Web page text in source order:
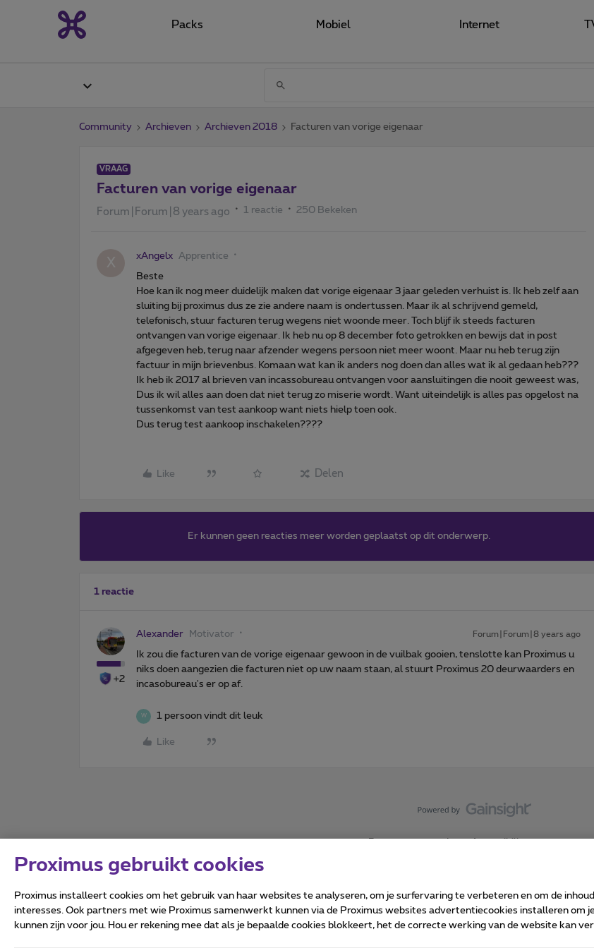
Packs Mobiel Internet
Community Archieven Archieven 2018 Facturen van vorige eigenaar
VRAAG
Facturen van vorige eigenaar
Forum|Forum|8 years ago 1 reactie 250 Bekeken
X xAngelx Apprentice
Beste
Hoe kan ik nog meer duidelijk maken dat vorige eigenaar 3 jaar geleden verhuist is. Ik heb zelf aan
sluiting bij proximus dus ze zie andere naam is ondertussen. Maar ik al schrijvend gemeld,
telefonisch, stuur facturen terug wegens niet woonde meer. Toch blijf ik steeds facturen
ontvangen van vorige eigenaar. Ik heb nu op 8 december foto getrokken en bewijs dat in post
afgegeven heb, terug naar afzender wegens persoon niet meer woont. Maar nu heb terug zijn
factuur in mijn brievenbus. Komaan wat kan ik anders nog doen dan alles wat ik al gedaan heb???
Ik heb ik 2017 al brieven van incassobureau ontvangen voor aansluitingen die nooit geweest was,
Dus ik wil alles aan doen dat niet terug zo miserie wordt. Want uiteindelijk is alles pas opgelost na
tussenkomst van test aankoop want niets hielp toen ook.
Dus terug test aankoop inschakelen????
Like Delen
Er kunnen geen reacties meer worden geplaatst op dit onderwerp.
1 reactie
+2
Alexander Motivator Forum|Forum|8 years ago
Ik zou die facturen van de vorige eigenaar gewoon in de vuilbak gooien, tenslotte kan Proximus u
niks doen aangezien die facturen niet op uw naam staan, al stuurt Proximus 20 deurwaarders en
incasobureau's er op af.
W 1 persoon vindt dit leuk
Like
Forumvoorwaarden Accessibility statement
Alle rechten voorbehouden. ©2026Proximus
Proximus gebruikt cookies
Proximus installeert cookies om het gebruik van haar websites te analyseren, om je surfervaring te verbeteren en om de
interesses. Ook partners met wie Proximus samenwerkt kunnen via de Proximus websites advertentiecookies installeren om
kunnen zijn voor jou. Hou er rekening mee dat als je bepaalde cookies blokkeert, het de correcte werking van de website kan